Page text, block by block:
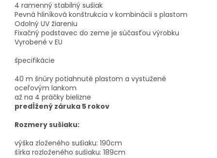
4 ramenný stabilný sušiak
Pevná hliníková konštrukcia v kombinácii s plastom
Odolný UV žiareniu
Fixačný podstavec do zeme je súčasťou výrobku
Vyrobené v EU
špecifikácie
40 m šnúry potiahnuté plastom a vystužené
oceľovým lankom
až na 4 práčky bielizne
predĺžený záruka 5 rokov
Rozmery sušiaku:
výška zloženého sušiaku: 190cm
šírka rozloženého sušiaku: 189cm